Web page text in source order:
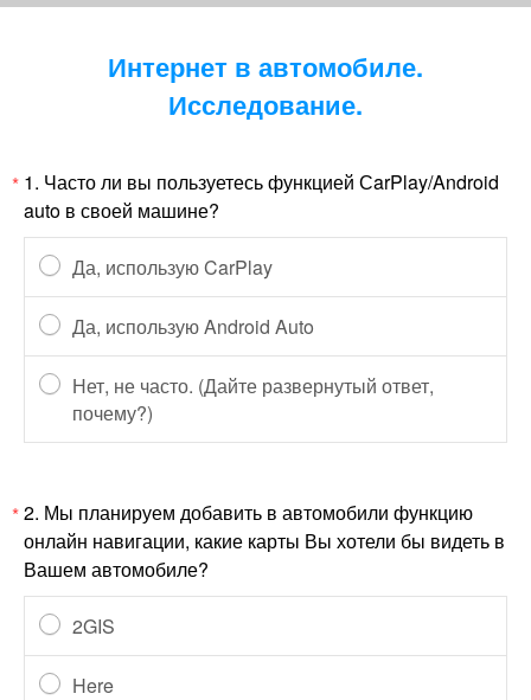
Интернет в автомобиле.
Исследование.
* 1. Часто ли вы пользуетесь функцией СarPlay/Android
auto в своей машине?
Да, использую CarPlay
Да, использую Android Auto
Нет, не часто. (Дайте развернутый ответ,
почему?)
*2. Мы планируем добавить в автомобили функцию
онлайн навигации, какие карты Вы хотели бы видеть в
Вашем автомобиле?
2GIS
Here